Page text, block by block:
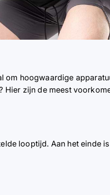
hoogwaardige
zijn de meest
looptijd. Aan het einde